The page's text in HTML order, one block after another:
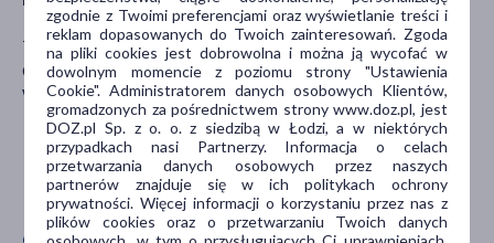
TEVA PHARMA B.V.
Osmańska 12
Warszawa
zgodnie z Twoimi preferencjami oraz wyświetlanie treści i
reklam dopasowanych do Twoich zainteresowań. Zgoda
na pliki cookies jest dobrowolna i można ją wycofać w
dowolnym momencie z poziomu strony "Ustawienia
Cookie". Administratorem danych osobowych Klientów,
gromadzonych za pośrednictwem strony www.doz.pl, jest
DOZ.pl Sp. z o. o. z siedzibą w Łodzi, a w niektórych
przypadkach nasi Partnerzy. Informacja o celach
przetwarzania danych osobowych przez naszych
partnerów znajduje się w ich politykach ochrony
prywatności. Więcej informacji o korzystaniu przez nas z
plików cookies oraz o przetwarzaniu Twoich danych